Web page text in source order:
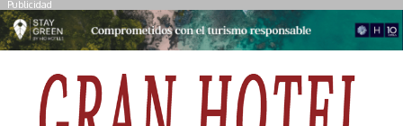
Publicidad